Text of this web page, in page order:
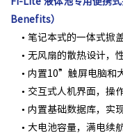
Benefits）
• 笔记本式的一体式掀
• 无风扇的散热设计，
• 内置10”触屏电脑和
• 交互式人机界面，操
• 内置基础数据库，实
• 大电池容量，满电续